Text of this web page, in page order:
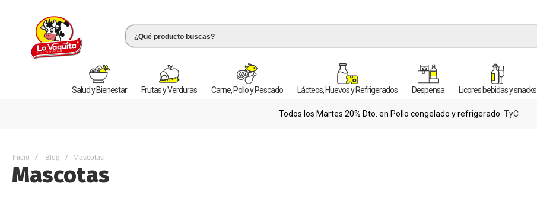
Salud y Bienestar Frutas y Verduras Carne, Pollo y Pescado Lácteos, Huevos y Refrigerados Despensa Licores bebidas y snacks
Todos los Martes 20% Dto. en Pollo congelado y refrigerado. TyC
Inicio Blog Mascotas
Mascotas